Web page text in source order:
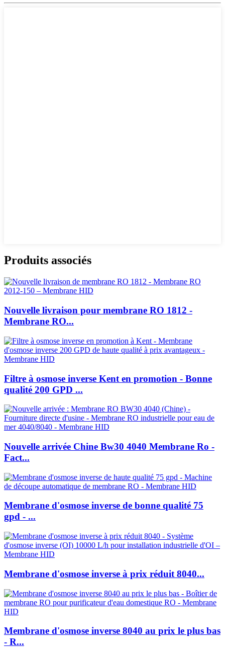
Produits associés
Nouvelle livraison pour membrane RO 1812 -
Membrane RO...
Filtre à osmose inverse Kent en promotion - Bonne
qualité 200 GPD ...
Nouvelle arrivée Chine Bw30 4040 Membrane Ro -
Fact...
Membrane d'osmose inverse de bonne qualité 75
gpd - ...
Membrane d'osmose inverse à prix réduit 8040...
Membrane d'osmose inverse 8040 au prix le plus bas
- R...